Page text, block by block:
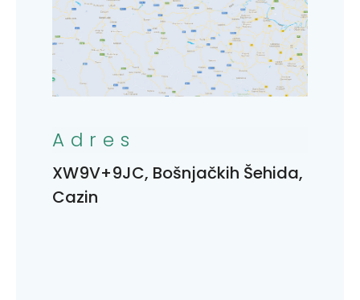
Adres
XW9V+9JC, Bošnjačkih Šehida,
Cazin